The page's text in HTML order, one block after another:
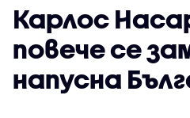
Карлос
повече се
напусна